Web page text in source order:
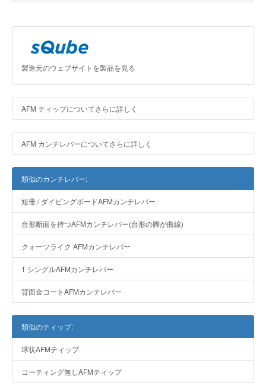
製造元のウェブサイトを製品を見る
AFM ティップについてさらに詳しく
AFM カンチレバーについてさらに詳しく
類似のカンチレバー:
短冊 / ダイビングボードAFMカンチレバー
台形断面を持つAFMカンチレバー(台形の脚が曲線)
クォーツライク AFMカンチレバー
1 シングルAFMカンチレバー
背面金コートAFMカンチレバー
類似のティップ:
球状AFMティップ
コーティング無しAFMティップ